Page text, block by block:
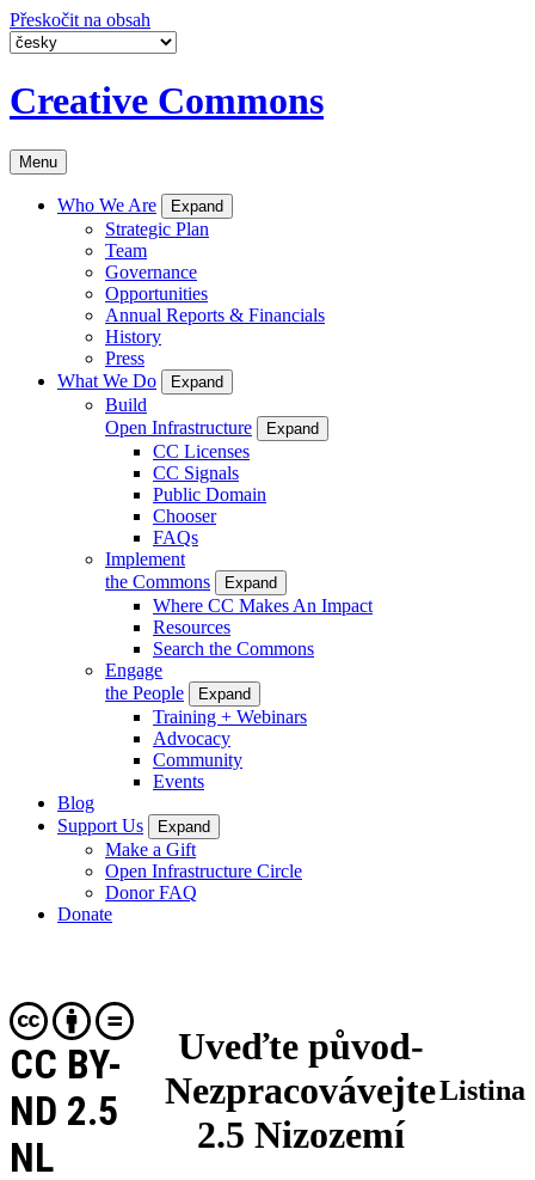
Přeskočit na obsah
Creative Commons
Menu
Who We Are Expand
Strategic Plan
Team
Governance
Opportunities
Annual Reports & Financials
History
Press
What We Do
Expand
Build
Open Infrastructure
Expand
CC Licenses
CC Signals
Public Domain
Chooser
FAQs
Implement
the Commons
Expand
Where CC Makes An Impact
Resources
Search the Commons
Engage
the People
Expand
Training + Webinars
Advocacy
Community
Events
Blog
Support Us
Expand
Make a Gift
Open Infrastructure Circle
Donor FAQ
Donate
Uveďte původ-
Nezpracovávejte
2.5 Nizozemí
CC BY-
ND 2.5
NL
Listina